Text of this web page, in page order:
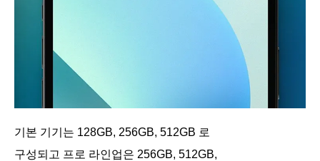
기본 기기는 128GB, 256GB, 512GB 로
구성되고 프로 라인업은 256GB, 512GB,